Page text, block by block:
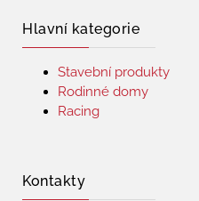
Hlavní kategorie
Stavební produkty
Rodinné domy
Racing
Kontakty